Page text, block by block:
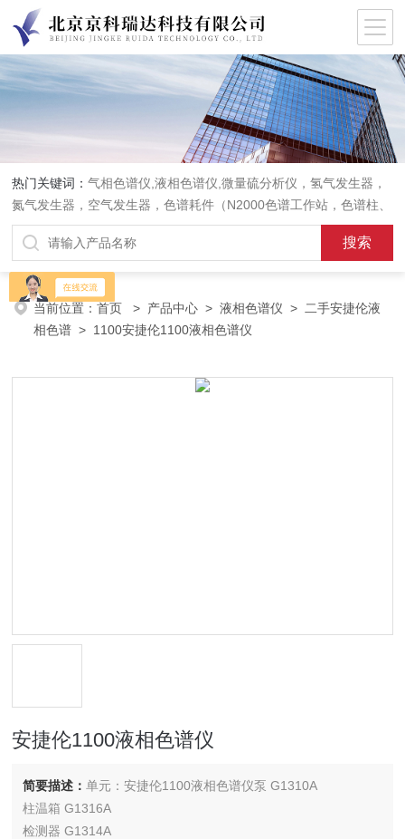
热门关键词：气相色谱仪,液相色谱仪,微量硫分析仪，氢气发生器，
氮气发生器，空气发生器，色谱耗件（N2000色谱工作站，色谱柱、
阀件、进样器、色谱担体），顶空进样器，热解析仪，紫外分光光度
计，原子吸收分光光度计，傅立叶红外光谱仪，分析天平等常规实验
室产品。
当前位置：首页 > 产品中心 >液相色谱仪 > 二手安捷伦液
相色谱 > 1100安捷伦1100液相色谱仪
安捷伦1100液相色谱仪
简要描述：单元：安捷伦1100液相色谱仪泵 G1310A
柱温箱 G1316A
检测器 G1314A